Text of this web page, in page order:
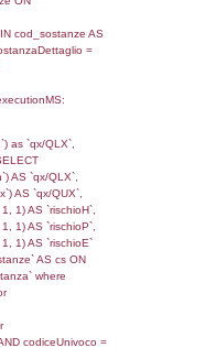
=
AND
ON
=